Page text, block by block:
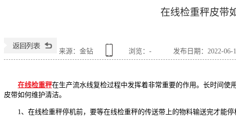
在线检重秤皮带
来源：金钻 浏览： - 发布日期：2022-06-
在线检重秤在生产流水线复检过程中发挥着非常重要的作用。长时间
皮带如何维护清洁。
1、在线检重秤停机前，要等在线检重秤的传送带上的物料输送完才能停